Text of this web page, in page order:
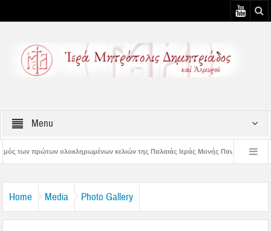
Menu
κελιών της Παλαιάς Ιεράς Μονής Παναγίας Κάτω Ξενιάς
Home Media Photo Gallery